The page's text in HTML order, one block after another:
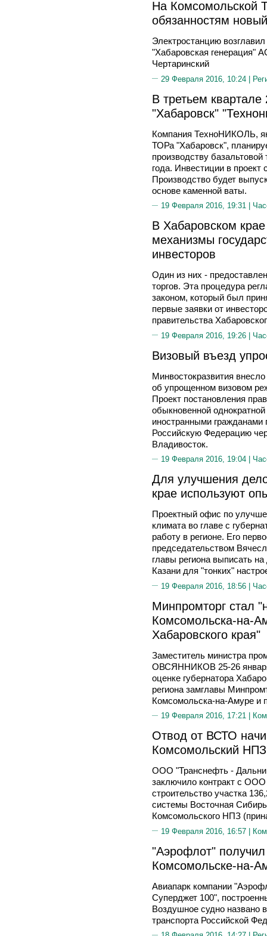
На Комсомольской
обязанностям
Электростанцию
"Хабаровская генерация"
Чертаринский
29 Февраля 2016, 10:24 |
В третьем
"Хабаровск"
Компания ТехноНИКОЛЬ,
ТОРа "Хабаровск",
производству
года. Инвестиции в
Производство будет
основе каменной ваты.
19 Февраля 2016, 19:31 |
В Хабаровском
механизмы
инвесторов
Один из них -
торгов. Эта процедура
законом, который был
первые заявки от
правительства
19 Февраля 2016, 19:26 |
Визовый въезд
Минвостокразвития
об упрощенном визовом
Проект постановления
обыкновенной
иностранными гражданами
Российскую Федерацию
Владивосток.
19 Февраля 2016, 19:04 |
Для улучшения
крае используют
Проектный офис по
климата во главе с
работу в регионе. Его
председательством
главы региона выписать
Казани для "тонких"
19 Февраля 2016, 18:56 |
Минпромторг стал
Комсомольска-на-
Хабаровского края"
Заместитель министра
ОВСЯННИКОВ 25-26
оценке губернатора
региона замглавы
Комсомольска-на-Амуре и
19 Февраля 2016, 17:21 |
Отвод от ВСТО
Комсомольский НПЗ
ООО "Транснефть -
заключило контракт с
строительство участка
системы Восточная
Комсомольского НПЗ
19 Февраля 2016, 16:57 |
"Аэрофлот"
Комсомольске-на-
Авиапарк компании
Суперджет 100",
Воздушное судно названо
транспорта Российской